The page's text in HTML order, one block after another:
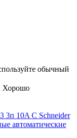
обычный
Хорошо
3п 10A C Schneider
автоматические